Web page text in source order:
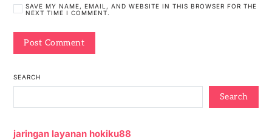
SAVE MY NAME, EMAIL, AND WEBSITE IN THIS BROWSER FOR THE
NEXT TIME I COMMENT.
SEARCH
Search
jaringan layanan hokiku88